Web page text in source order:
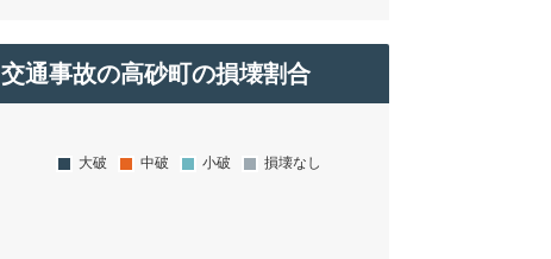
交通事故の高砂町の損壊割合